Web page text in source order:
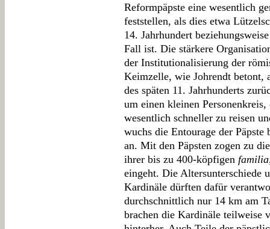
Reformpäpste eine wesentlich
feststellen, als dies etwa
14. Jahrhundert
Fall ist. Die stärkere
der Institutionalisierung der
Keimzelle, wie Johrendt betont,
des späten 11. Jahrhunderts
um einen kleinen
wesentlich schneller zu reisen
wuchs die Entourage der
an. Mit den Päpsten zogen zu
ihrer bis zu 400-köpfigen familia
eingeht. Die Altersunterschiede
Kardinäle dürften dafür
durchschnittlich nur 14 km am
brachen die Kardinäle teilweise